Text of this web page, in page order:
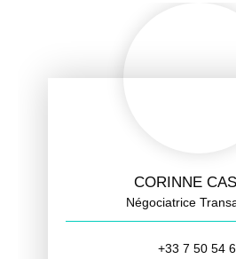
CORINNE
Négociatrice
+33 7 50 54